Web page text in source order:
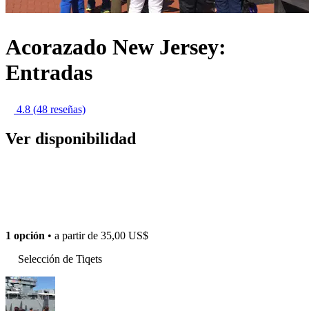
Acorazado New Jersey:
Entradas
4.8 (48 reseñas)
Ver disponibilidad
1 opción • a partir de 35,00 US$
Selección de Tiqets